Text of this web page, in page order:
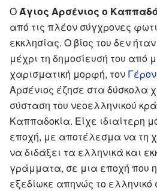
Ο Άγιος Αρσένιος ο
από τις πλέον σύγχρονες
εκκλησίας. Ο βίος του δεν
μέχρι τη δημοσίευσή του από
χαρισματική μορφή, τον
Αρσένιος έζησε στα δύσκολα
σύσταση του νεοελληνικού
Καππαδοκία. Είχε ιδιαίτερη
εποχή, με αποτέλεσμα να τη
να διδάξει τα ελληνικά και
γράμματα, σε μια εποχή που η
εξεδίωκε απηνώς το ελληνικό